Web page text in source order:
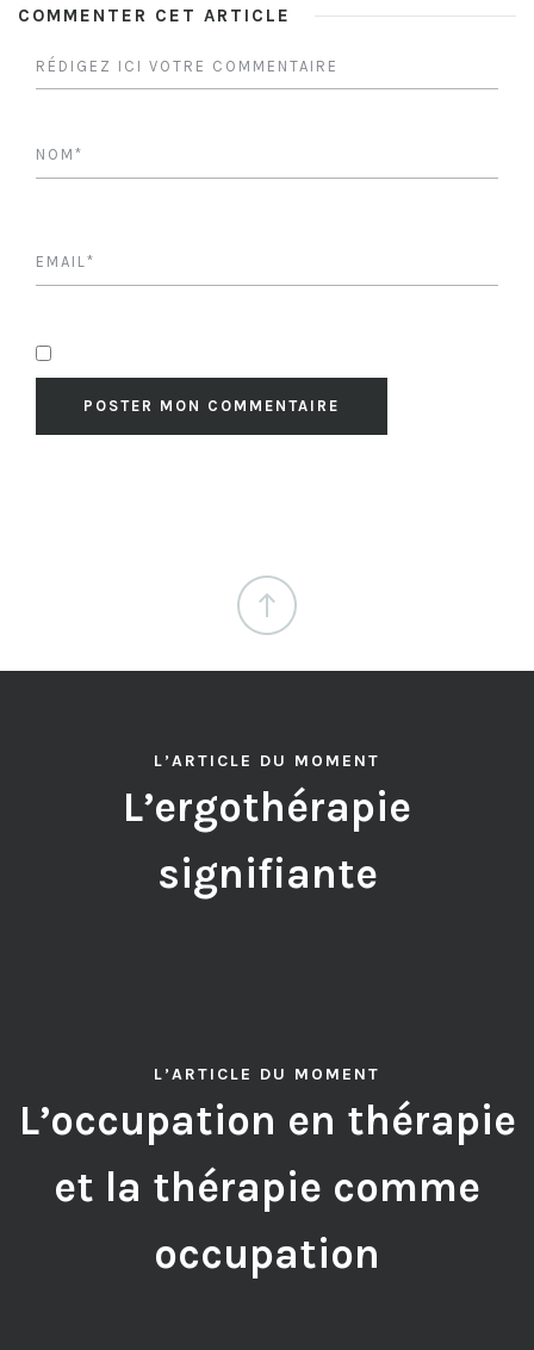
COMMENTER CET ARTICLE
L’ARTICLE DU MOMENT
L’ergothérapie
signifiante
L’ARTICLE DU MOMENT
L’occupation en thérapie
et la thérapie comme
occupation